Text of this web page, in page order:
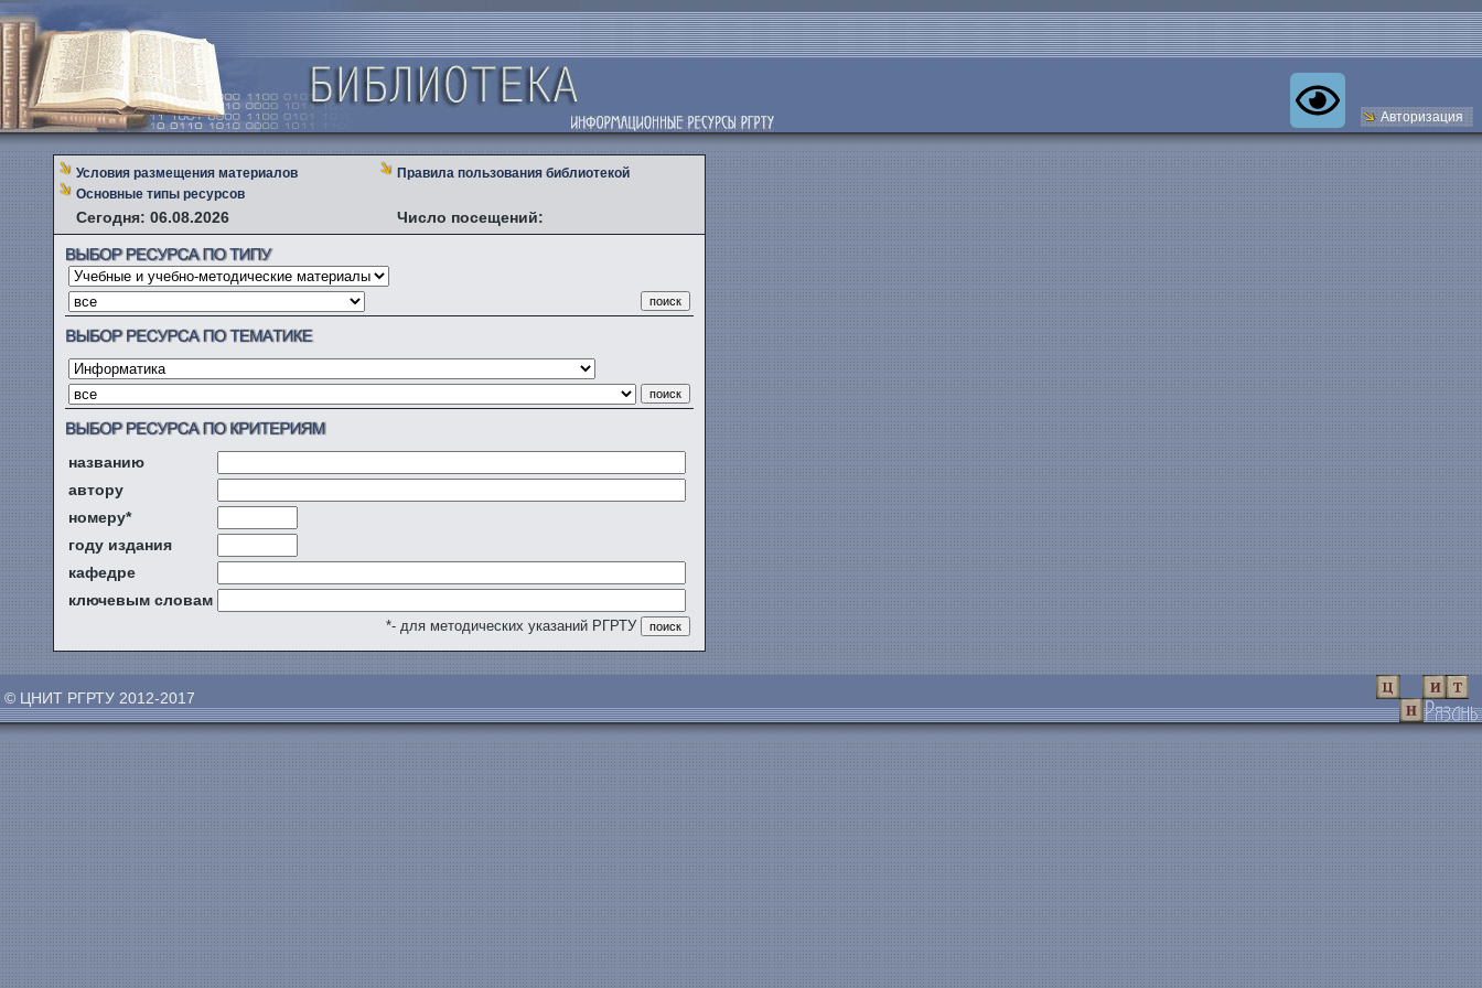
Авторизация
Условия размещения материалов
Правила пользования библиотекой
Основные типы ресурсов
Сегодня: 06.08.2026 Число посещений:
названию
автору
номеру*
году издания
кафедре
ключевым словам
*- для методических указаний РГРТУ
© ЦНИТ РГРТУ 2012-2017